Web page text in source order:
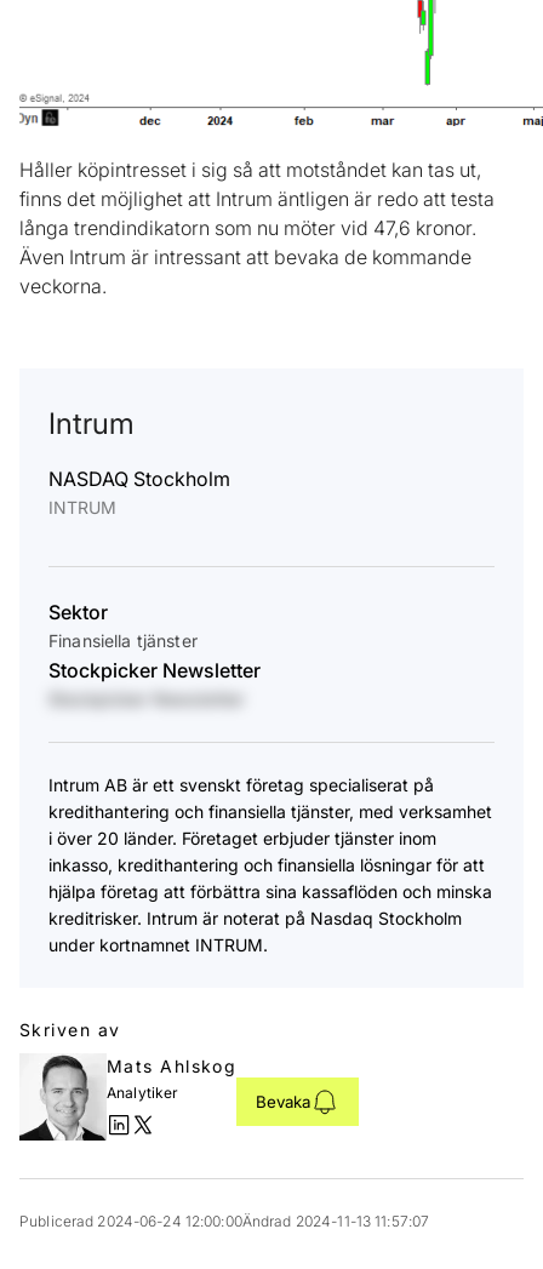
Håller köpintresset i sig så att motståndet kan tas ut,
finns det möjlighet att Intrum äntligen är redo att testa
långa trendindikatorn som nu möter vid 47,6 kronor.
Även Intrum är intressant att bevaka de kommande
veckorna.
Intrum
NASDAQ Stockholm
INTRUM
Sektor
Finansiella tjänster
Stockpicker Newsletter
Intrum AB är ett svenskt företag specialiserat på
kredithantering och finansiella tjänster, med verksamhet
i över 20 länder. Företaget erbjuder tjänster inom
inkasso, kredithantering och finansiella lösningar för att
hjälpa företag att förbättra sina kassaflöden och minska
kreditrisker. Intrum är noterat på Nasdaq Stockholm
under kortnamnet INTRUM.
Skriven av
Mats Ahlskog
Analytiker Bevaka
Publicerad 2024-06-24 12:00:00Ändrad 2024-11-13 11:57:07